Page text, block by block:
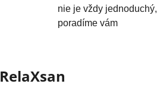
nie je vždy jednoduchý,
poradíme vám
RelaXsan